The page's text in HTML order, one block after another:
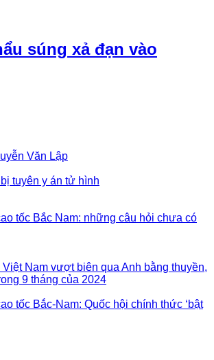
súng xả đạn vào
Văn Lập
tuyên y án tử hình
tốc Bắc Nam: những câu hỏi chưa có
Nam vượt biên qua Anh bằng thuyền,
9 tháng của 2024
tốc Bắc-Nam: Quốc hội chính thức ‘bật